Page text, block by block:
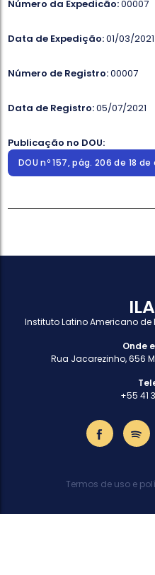
Número da Expedicão:00007
Data de Expedição:01/03/2021
Número de Registro:00007
Data de Registro:05/07/2021
Publicação no DOU:
DOU nº 157, pág. 206 de 18
Instituto Latino Americano de
Onde
Rua Jacarezinho, 656
+55 41
Termos de uso e